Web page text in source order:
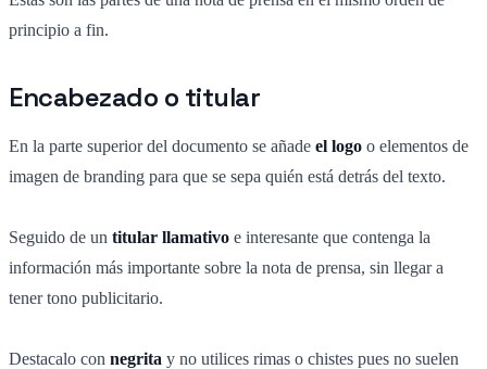
principio a fin.
Encabezado o titular
En la parte superior del documento se añade el logo o elementos de
imagen de branding para que se sepa quién está detrás del texto.
Seguido de un titular llamativo e interesante que contenga la
información más importante sobre la nota de prensa, sin llegar a
tener tono publicitario.
Destacalo con negrita y no utilices rimas o chistes pues no suelen